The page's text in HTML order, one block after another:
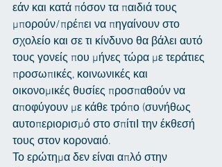
εάν και κατά πόσον τα παιδιά τους
μπορούν/πρέπει να πηγαίνουν στο
σχολείο και σε τι κίνδυνο θα βάλει αυτό
τους γονείς που μήνες τώρα με τεράτιες
προσωπικές, κοινωνικές και
οικονομικές θυσίες προσπαθούν να
αποφύγουν με κάθε τρόπο (συνήθως
αυτοπεριορισμό στο σπίτιΙ την έκθεσή
τους στον κοροναιό.
Το ερώτημα δεν είναι απλό στην